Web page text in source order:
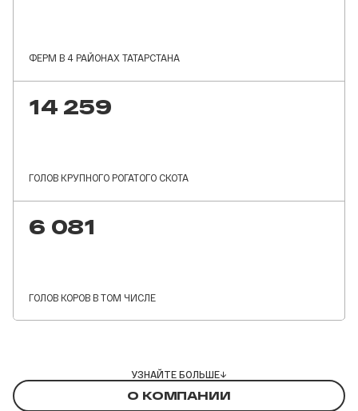
УЗНАЙТЕ БОЛЬШЕ→
О КОМПАНИИ
ФЕРМ В 4 РАЙОНАХ ТАТАРСТАНА
16 776
ГОЛОВ КРУПНОГО РОГАТОГО СКОТА
7 155
ГОЛОВ КОРОВ В ТОМ ЧИСЛЕ